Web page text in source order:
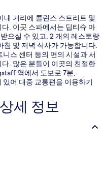
내 거리에 콜린스 스트리트 및
. 이곳 스파에서는 딥티슈 마
으실 수 있고, 2 개의 레스토랑
침 및 저녁 식사가 가능합니다.
스 센터 등의 편의 시설과 서
. 많은 분들이 이곳의 친절한
역에서 도보로 7분,
어 대중 교통편을 이용하기
세 정보